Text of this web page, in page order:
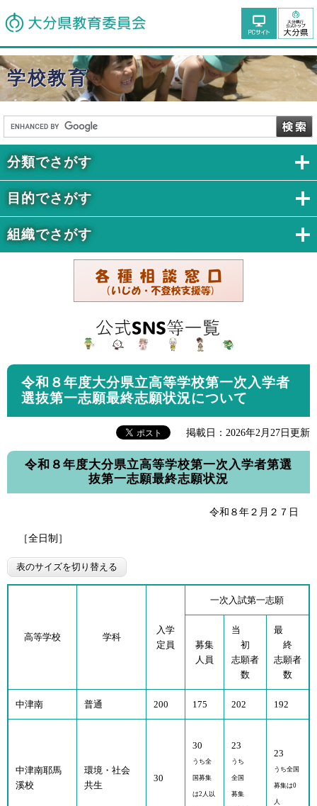
学校教育
令和８年度大分県立高等学校第一次入学者
選抜第一志願最終志願状況について
掲載日：2026年2月27日更新
令和８年度大分県立高等学校第一次入学者第選
抜第一志願最終志願状況
令和８年２月２７日
［全日制］
表のサイズを切り替える
高等学校 学科
入学
定員
一次入試第一志願
募集
人員
当
初
志願者
数
最
終
志願者
数
中津南 普通 200 175 202 192
中津南耶馬
溪校
環境・社会
共生
30
30
うち全
国募集
は2人以
23
うち
全国
募集
23
うち全国
募集は0
人
分類でさがす
目的でさがす
組織でさがす